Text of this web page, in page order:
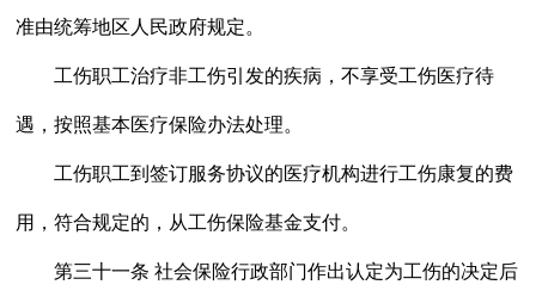
准由统筹地区人民政府规定。
工伤职工治疗非工伤引发的疾病，不享受工伤医疗待
遇，按照基本医疗保险办法处理。
工伤职工到签订服务协议的医疗机构进行工伤康复的费
用，符合规定的，从工伤保险基金支付。
第三十一条 社会保险行政部门作出认定为工伤的决定后